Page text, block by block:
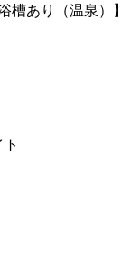
槽あり（温泉）】